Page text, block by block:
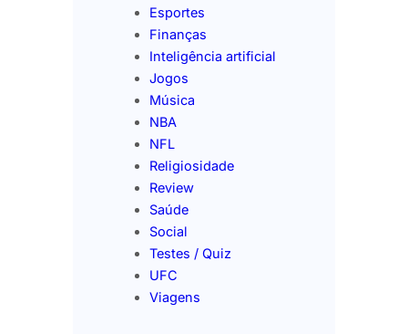
Esportes
Finanças
Inteligência artificial
Jogos
Música
NBA
NFL
Religiosidade
Review
Saúde
Social
Testes / Quiz
UFC
Viagens